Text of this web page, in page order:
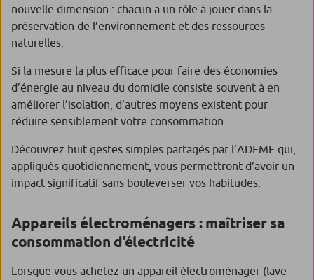
nouvelle dimension : chacun a un rôle à jouer dans la
préservation de l’environnement et des ressources
naturelles.
Si la mesure la plus efficace pour faire des économies
d’énergie au niveau du domicile consiste souvent à en
améliorer l’isolation, d’autres moyens existent pour
réduire sensiblement votre consommation.
Découvrez huit gestes simples partagés par l’ADEME qui,
appliqués quotidiennement, vous permettront d’avoir un
impact significatif sans bouleverser vos habitudes.
Appareils électroménagers : maîtriser sa
consommation d’électricité
Lorsque vous achetez un appareil électroménager (lave-